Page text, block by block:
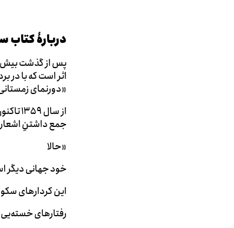
دربارۀ کتاب
«دورنمای زمستانی با یک سگ
از
جمع‌ داشتنِ
«حالا
خود جهانی دیگر
این کردارهای
رفتارهای